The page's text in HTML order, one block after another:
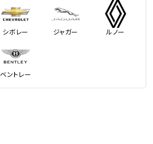
シボレー ジャガー ルノー
ベントレー